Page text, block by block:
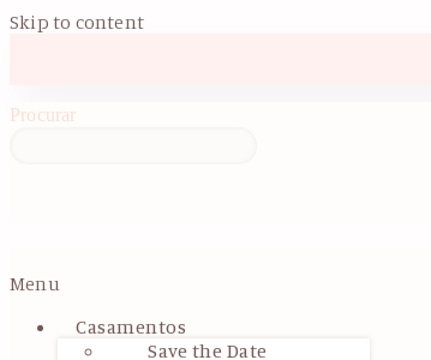
Skip to content
Procurar
Menu
Casamentos
Save the Date